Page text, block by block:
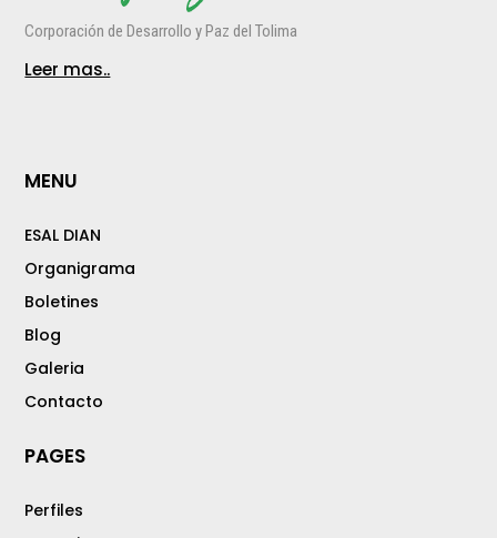
Corporación de Desarrollo y Paz del Tolima
Leer mas..
MENU
ESAL DIAN
Organigrama
Boletines
Blog
Galeria
Contacto
PAGES
Perfiles